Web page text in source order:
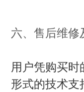
六、售后维修
用户凭购买时
形式的技术支